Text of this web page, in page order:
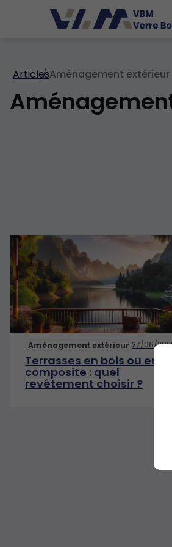
ArticlesAménagement extérieur
Aménagement extérieur 27/06/
Terrasses en bois ou en
composite : quel
revêtement choisir ?